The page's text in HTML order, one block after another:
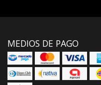
MEDIOS DE PAGO